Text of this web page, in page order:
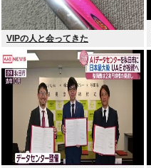
VIPの人と会ってきた